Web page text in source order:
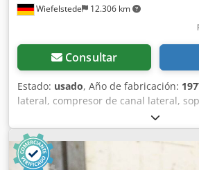
Wiefelstede 12.306 km
Consultar
Estado: usado, Año de fabricación:
lateral, compresor de canal lateral,
bomba de vacío, soplante -Fabricante:
channel vacuum pump Side channel
340-2V.02 -Accionamiento: Dietz 3,0
Velocidad: 2850 rpm -Caudal: 250 m³/h